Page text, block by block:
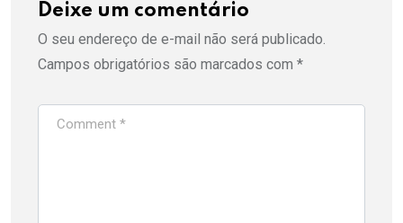
Deixe um comentário
O seu endereço de e-mail não será publicado.
Campos obrigatórios são marcados com *